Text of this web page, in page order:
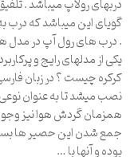
گویای این میباشد که درب
. درب های رول آپ در مدل
یکی از مدلهای رایج و
کرکره چیست ؟ در زبان
نصب میشد تا به عنوان
همزمان گردش هوا نیز وجود
جمع شدن این حصیر ها
بوده و آنها با …